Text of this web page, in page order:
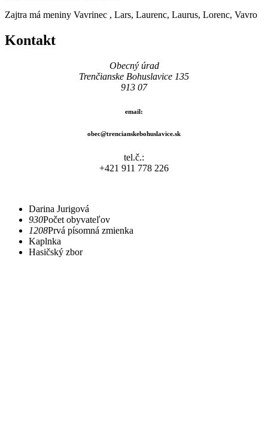
Zajtra má meniny Vavrinec , Lars, Laurenc, Laurus, Lorenc, Vavro
Kontakt
Obecný úrad
Trenčianske Bohuslavice 135
913 07
email:
obec@trencianskebohuslavice.sk
tel.č.:
+421 911 778 226
Darina Jurigová
930Počet obyvateľov
1208Prvá písomná zmienka
Kaplnka
Hasičský zbor